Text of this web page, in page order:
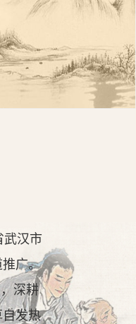
武汉市
广。
深耕
发热